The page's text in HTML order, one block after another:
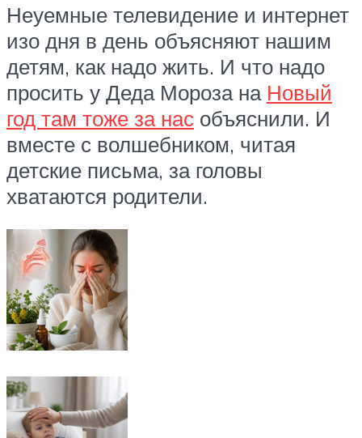
Неуемные телевидение и интернет
изо дня в день объясняют нашим
детям, как надо жить. И что надо
просить у Деда Мороза на Новый
год там тоже за нас объяснили. И
вместе с волшебником, читая
детские письма, за головы
хватаются родители.